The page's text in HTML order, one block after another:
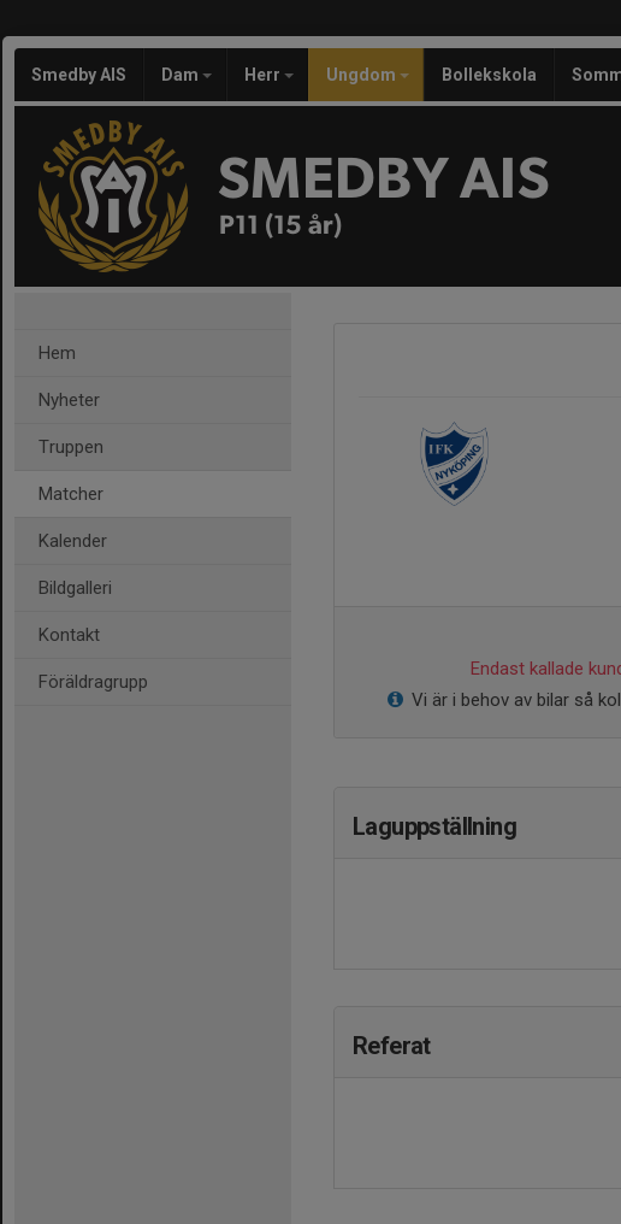
Smedby AIS Dam Herr Ungdom Bollekskola
SMEDBY AIS
P11 (15 år)
Hem
Nyheter
Truppen
Matcher
Kalender
Bildgalleri
Kontakt
Föräldragrupp
Endast kallade
Vi är i behov av bilar så
Laguppställning
Referat